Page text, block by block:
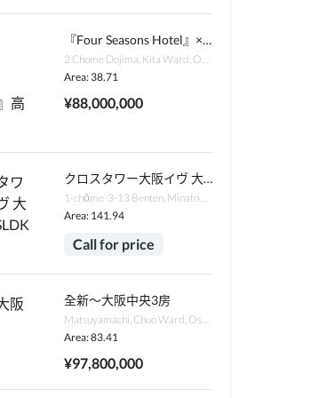
『Four Seasons Hotel』×『Brillia』高級住宅
2 Chome Dojima, Kita Ward, Osaka, 530-0003日本
Area: 38.71
¥88,000,000
クロスタワー大阪イヴ 大阪 港區 2SLDK 塔樓
1-chōme-3-13 Benten, Minato Ward, Osaka, 552-0007日本
Area: 141.94
Call for price
全新～大阪中央3房
Matsuyamachi, Chuo Ward, Osaka, 542-0067日本
Area: 83.41
¥97,800,000